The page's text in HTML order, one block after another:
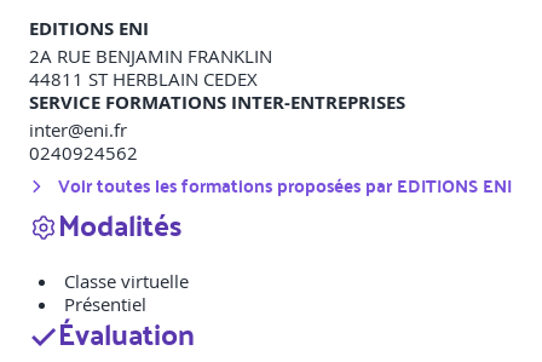
EDITIONS ENI
2A RUE BENJAMIN FRANKLIN
44811 ST HERBLAIN CEDEX
SERVICE FORMATIONS INTER-ENTREPRISES
inter@eni.fr
0240924562
Voir toutes les formations proposées parEDITIONS ENI
Modalités
Classe virtuelle
Présentiel
Évaluation